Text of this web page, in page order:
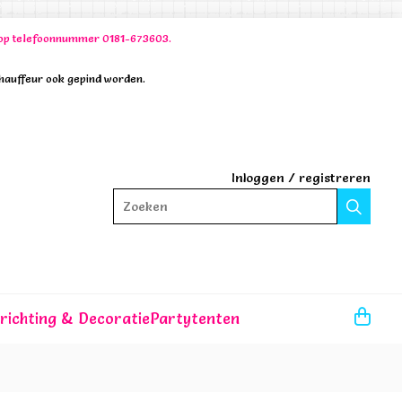
telefoonnummer 0181-673603.
ook gepind worden.
Inloggen / registreren
Zoeken
& DecoratiePartytenten